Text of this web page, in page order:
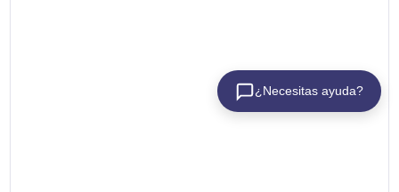
¿Necesitas ayuda?